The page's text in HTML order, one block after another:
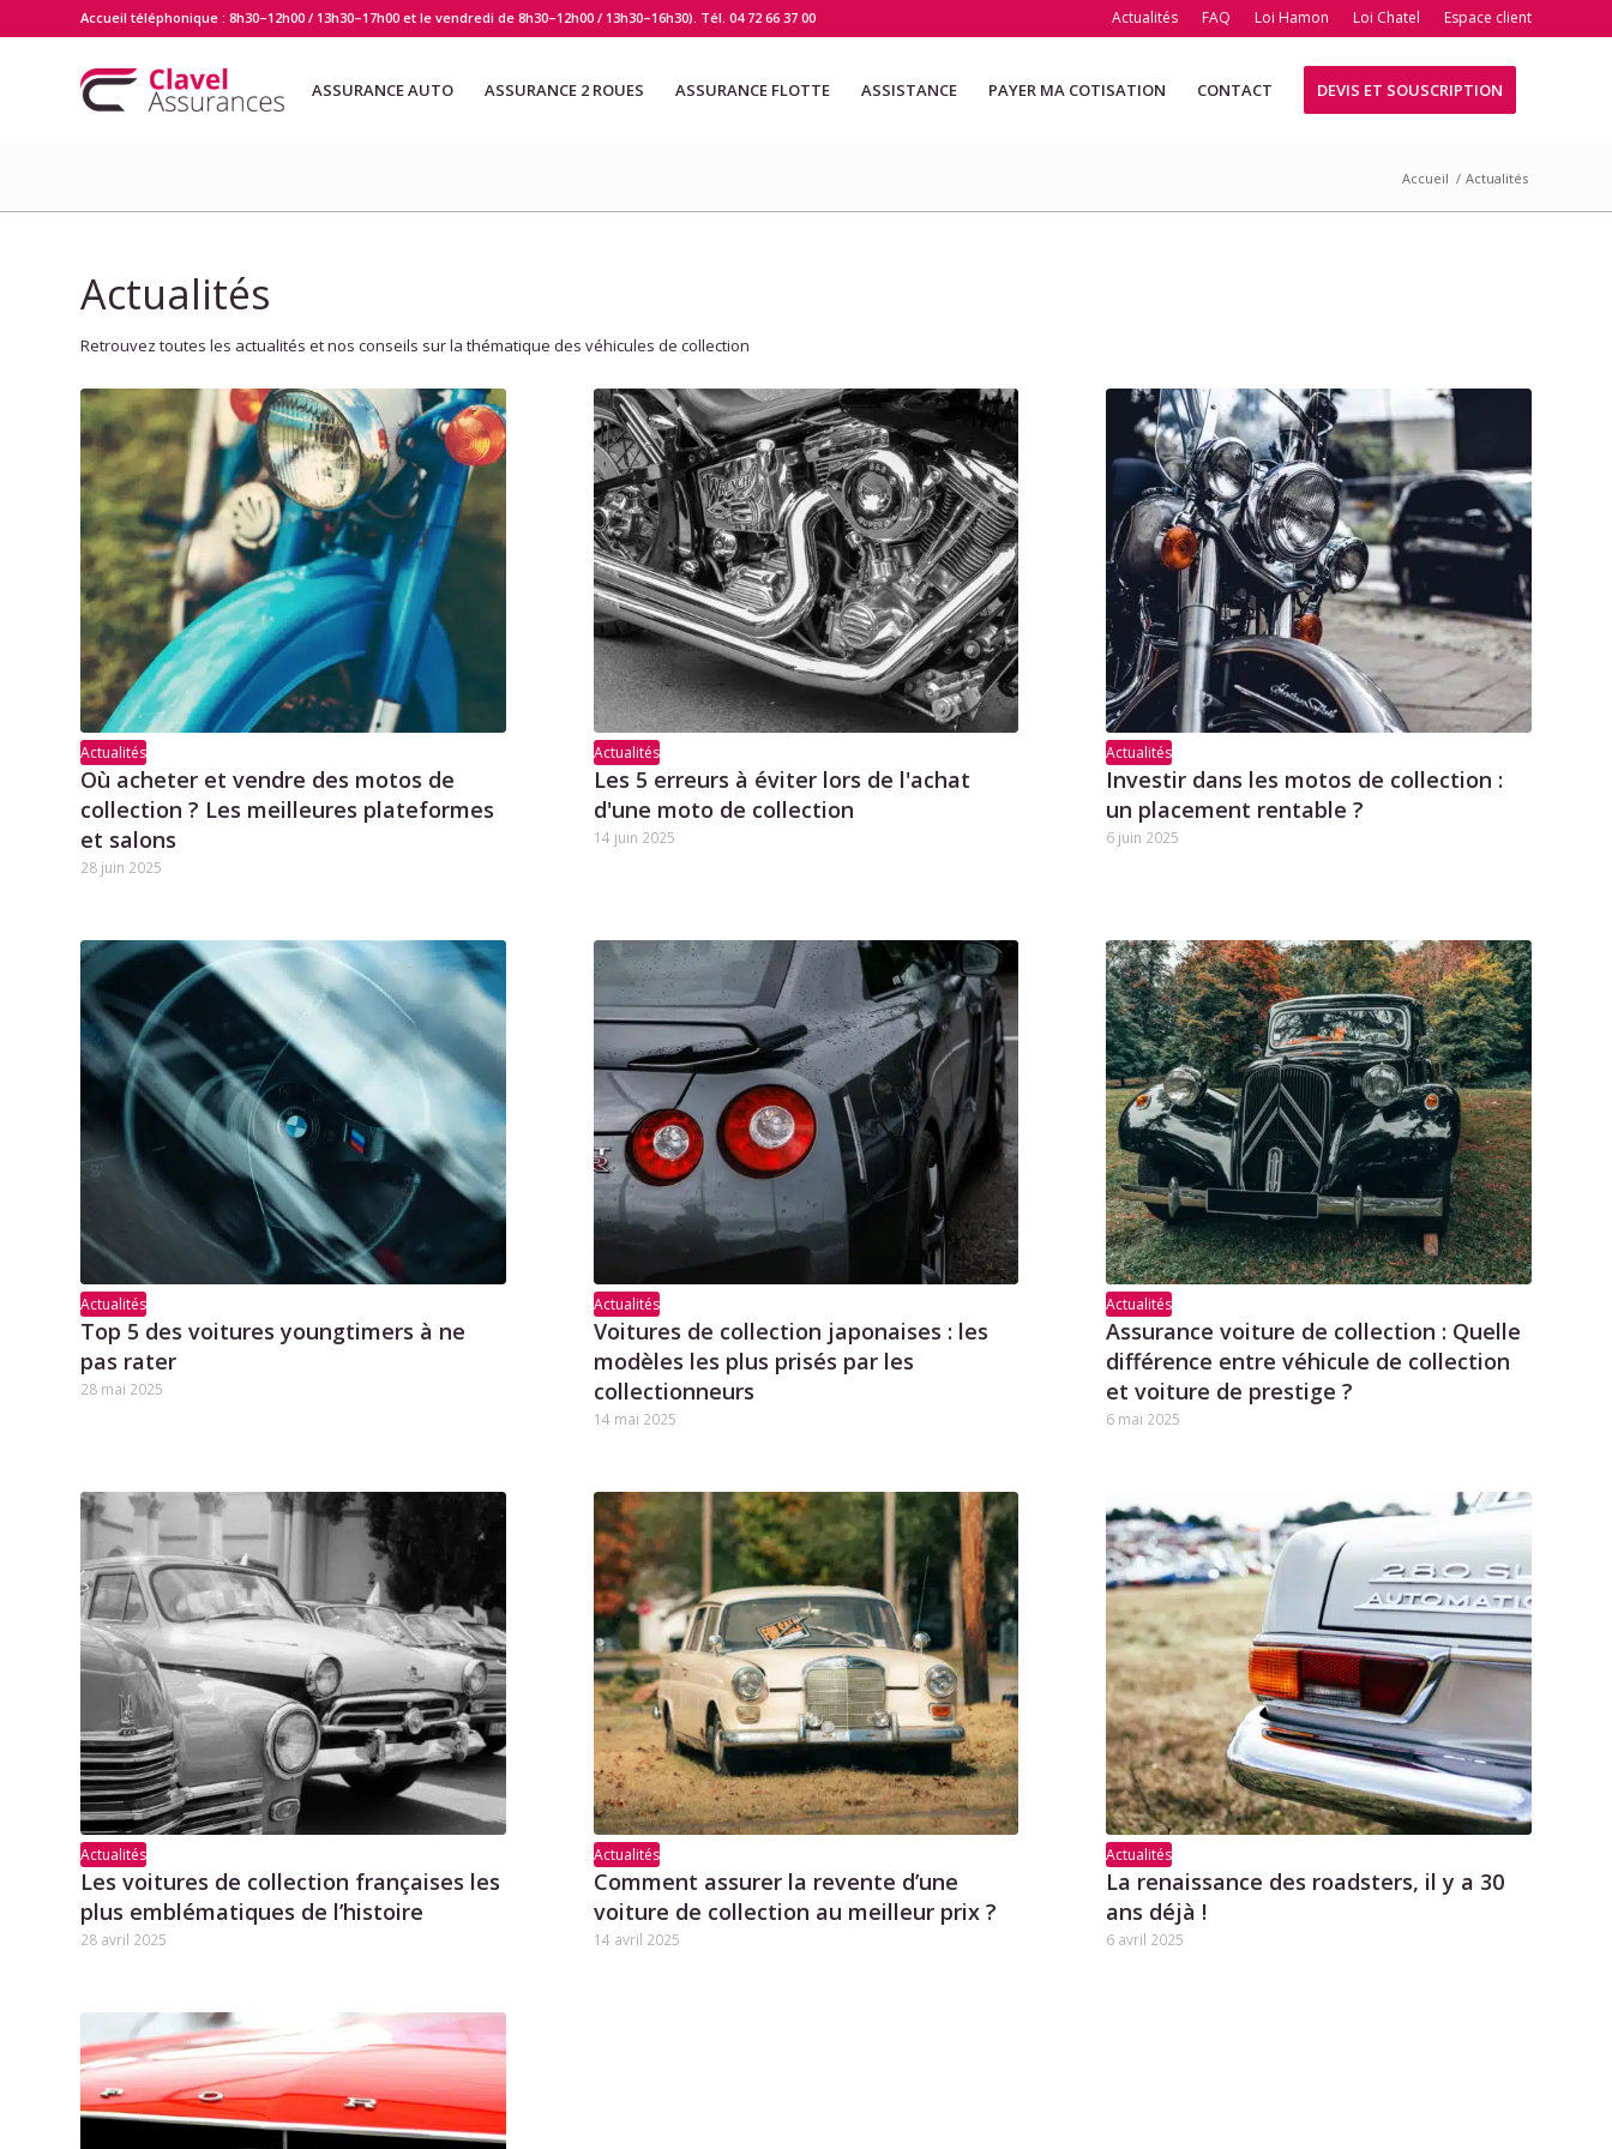
Actualités FAQ Loi Hamon Loi Chatel Espace client
Accueil téléphonique : 8h30–12h00 / 13h30–17h00 et le vendredi de 8h30–12h00 / 13h30–16h30). Tél. 04 72 66 37 00
ASSURANCE AUTO ASSURANCE 2 ROUES ASSURANCE FLOTTE ASSISTANCE PAYER MA COTISATION CONTACT DEVIS ET SOUSCRIPTION
Accueil / Actualités
Actualités
Retrouvez toutes les actualités et nos conseils sur la thématique des véhicules de collection
Actualités
Où acheter et vendre des motos de
collection ? Les meilleures plateformes
et salons
28 juin 2025
Actualités
Les 5 erreurs à éviter lors de l'achat
d'une moto de collection
14 juin 2025
Actualités
Investir dans les motos de collection :
un placement rentable ?
6 juin 2025
Actualités
Top 5 des voitures youngtimers à ne
pas rater
28 mai 2025
Actualités
Voitures de collection japonaises : les
modèles les plus prisés par les
collectionneurs
14 mai 2025
Actualités
Assurance voiture de collection : Quelle
différence entre véhicule de collection
et voiture de prestige ?
6 mai 2025
Actualités
Les voitures de collection françaises les
plus emblématiques de l’histoire
28 avril 2025
Actualités
Comment assurer la revente d’une
voiture de collection au meilleur prix ?
14 avril 2025
Actualités
La renaissance des roadsters, il y a 30
ans déjà !
6 avril 2025